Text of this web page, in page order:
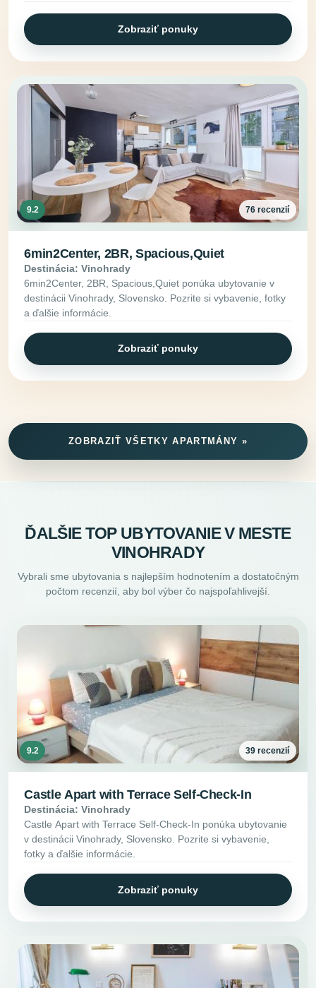
Zobraziť ponuky
9.2 76 recenzií
6min2Center, 2BR, Spacious,Quiet
Destinácia: Vinohrady
6min2Center, 2BR, Spacious,Quiet ponúka ubytovanie v
destinácii Vinohrady, Slovensko. Pozrite si vybavenie, fotky
a ďalšie informácie.
Zobraziť ponuky
ZOBRAZIŤ VŠETKY APARTMÁNY »
ĎALŠIE TOP UBYTOVANIE V MESTE
VINOHRADY
Vybrali sme ubytovania s najlepším hodnotením a dostatočným
počtom recenzií, aby bol výber čo najspoľahlivejší.
9.2 39 recenzií
Castle Apart with Terrace Self-Check-In
Destinácia: Vinohrady
Castle Apart with Terrace Self-Check-In ponúka ubytovanie
v destinácii Vinohrady, Slovensko. Pozrite si vybavenie,
fotky a ďalšie informácie.
Zobraziť ponuky